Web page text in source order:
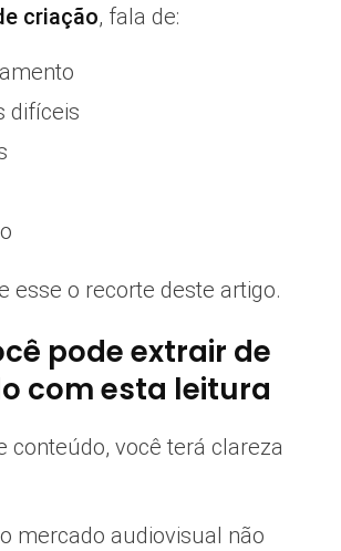
criação, fala de:
difíceis
esse o recorte deste artigo.
pode extrair de
com esta leitura
conteúdo, você terá clareza
mercado audiovisual não